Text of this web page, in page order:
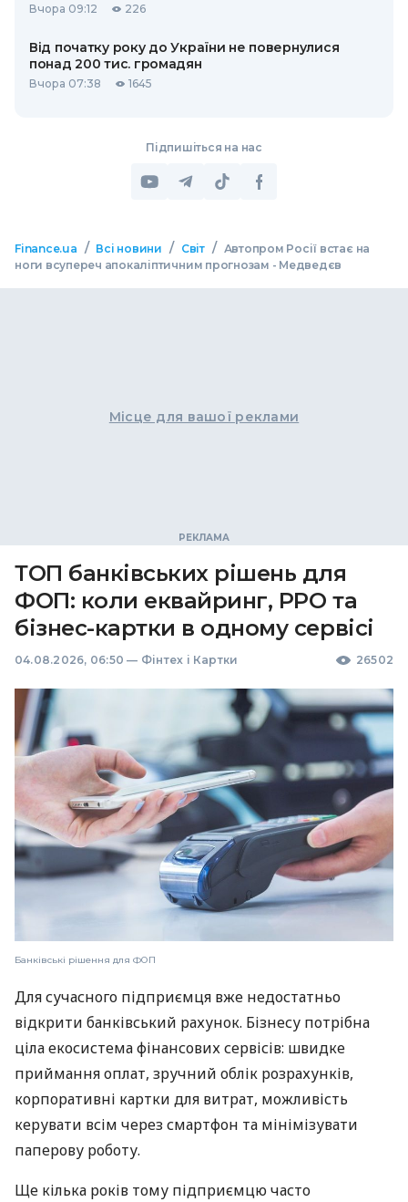
Вчора 09:12 226
Від початку року до України не повернулися
понад 200 тис. громадян
Вчора 07:38 1645
Підпишіться на нас
Finance.ua / Всі новини / Світ / Автопром Росії встає на
ноги всупереч апокаліптичним прогнозам - Медведєв
Місце для вашої реклами
ТОП банківських рішень для
ФОП: коли еквайринг, РРО та
бізнес-картки в одному сервісі
04.08.2026, 06:50 — Фінтех і Картки 26502
Банківські рішення для ФОП
Для сучасного підприємця вже недостатньо
відкрити банківський рахунок. Бізнесу потрібна
ціла екосистема фінансових сервісів: швидке
приймання оплат, зручний облік розрахунків,
корпоративні картки для витрат, можливість
керувати всім через смартфон та мінімізувати
паперову роботу.
Ще кілька років тому підприємцю часто